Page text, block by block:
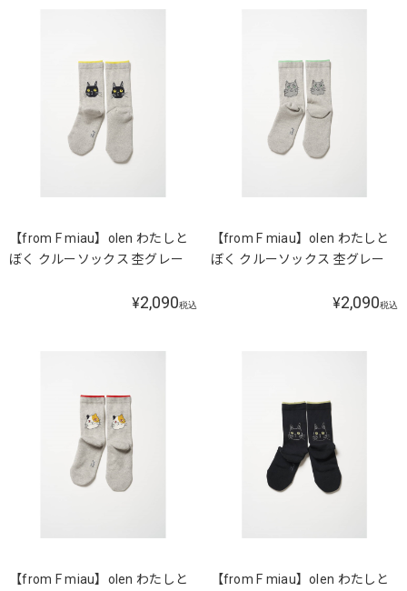
【from F miau】olen わたしと
ぼく クルーソックス 杢グレー
¥2,090税込
【from F miau】olen わたしと
ぼく クルーソックス 杢グレー
¥2,090税込
【from F miau】olen わたしと
【from F miau】olen わたしと